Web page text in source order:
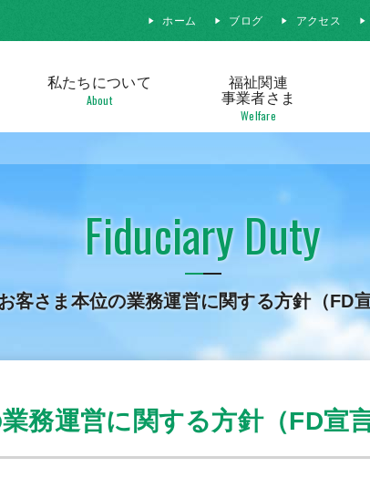
私たちについて
About
福祉関連
事業者さま
Welfare
ホーム ブログ アクセス
Fiduciary Duty
客さま本位の業務運営に関する方針（FD宣
務運営に関する方針（FD宣言